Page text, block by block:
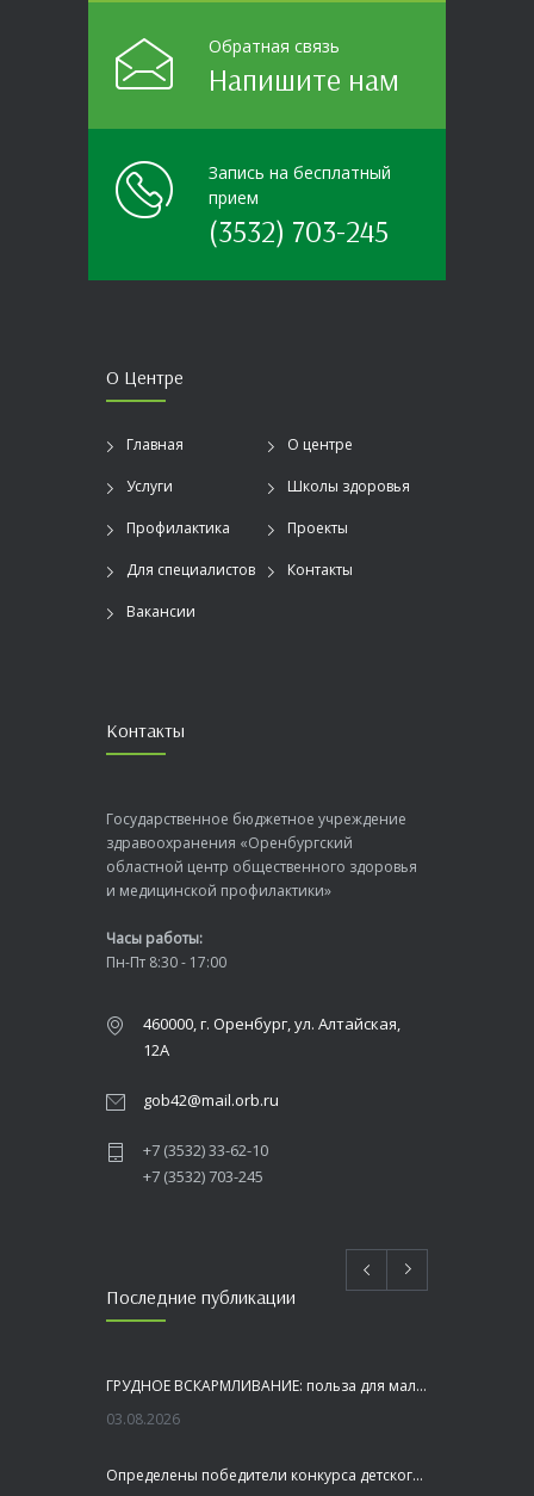
Обратная связь
Напишите нам
Запись на бесплатный
прием
(3532) 703-245
О Центре
Главная О центре
Услуги Школы здоровья
Профилактика Проекты
Для специалистов Контакты
Вакансии
Контакты
Государственное бюджетное учреждение
здравоохранения «Оренбургский
областной центр общественного здоровья
и медицинской профилактики»
Часы работы:
Пн-Пт 8:30 - 17:00
460000, г. Оренбург, ул. Алтайская,
12А
gob42@mail.orb.ru
+7 (3532) 33-62-10
+7 (3532) 703-245
Последние публикации
ГРУДНОЕ ВСКАРМЛИВАНИЕ: польза для малыша и мамы
03.08.2026
Определены победители конкурса детского рисунка «Я шагаю по Оренбуржью»